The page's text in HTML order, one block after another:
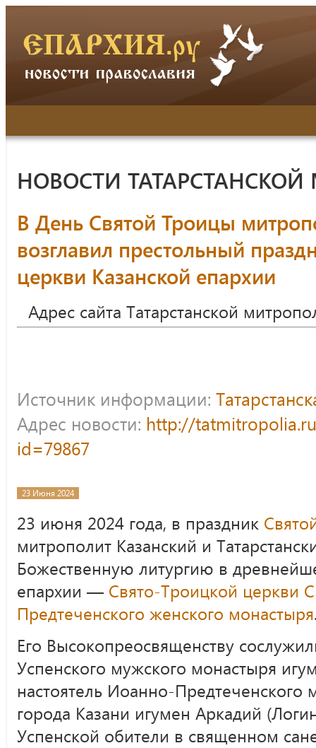
НОВОСТИ
В День Святой Троицы
возглавил престольный
церкви Казанской епархии
Адрес сайта Татарстанской
Источник информации:
Адрес новости: http://
id=79867
23 Июня 2024
23 июня 2024 года, в праздник
митрополит Казанский и
Божественную литургию в
епархии — Свято-Троицкой церкви
Предтеченского женского монастыря
Его Высокопреосвященству
Успенского мужского монастыря
настоятель Иоанно-Предтеченского
города Казани игумен Аркадий
Успенской обители в священном